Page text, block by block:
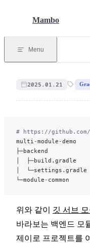
Mambo
Menu
2025.01.21
# https://github.com/
multi -module -demo
├─backend
│  ├─build.gradle
│  └─settings.gradle
└─module - common
위와 같이 깃 서브
바라보는 백엔드 모
제이로 프로젝트를